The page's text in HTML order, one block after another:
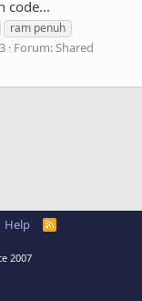
code...
ram penuh
Forum:Shared
Help
R
2007